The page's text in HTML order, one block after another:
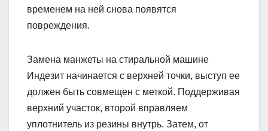
временем на ней снова появятся
повреждения.
Замена манжеты на стиральной машине
Индезит начинается с верхней точки, выступ ее
должен быть совмещен с меткой. Поддерживая
верхний участок, второй вправляем
уплотнитель из резины внутрь. Затем, от